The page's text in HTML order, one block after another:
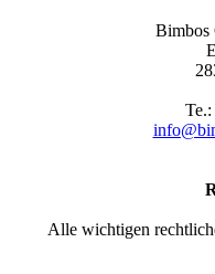
Bimbos
Alle wichtigen